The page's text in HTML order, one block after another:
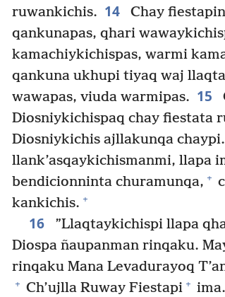
ruwankichis. 14 Chay
qankunapas, qhari
kamachiykichispas, warmi
qankuna ukhupi tiyaq waj
wawapas, viuda warmipas. 15
Diosniykichispaq chay fiestata
Diosniykichis ajllakunqa
llank’asqaykichismanmi, llapa
bendicionninta churamunqa, +
kankichis. +
16
”Llaqtaykichispi llapa
Diospa ñaupanman rinqaku.
rinqaku Mana Levadurayoq
+ Ch’ujlla Ruway Fiestapi +